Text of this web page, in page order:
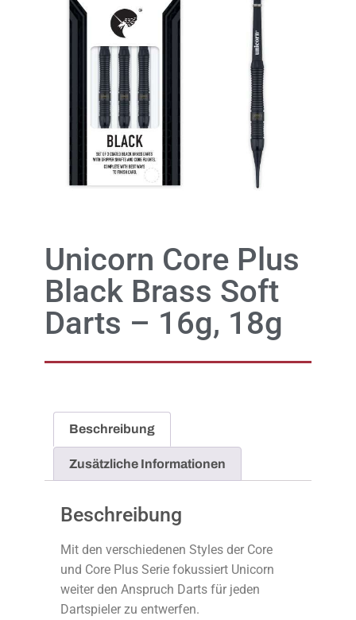
Unicorn Core Plus
Black Brass Soft
Darts – 16g, 18g
Beschreibung
Zusätzliche Informationen
Beschreibung
Mit den verschiedenen Styles der Core
und Core Plus Serie fokussiert Unicorn
weiter den Anspruch Darts für jeden
Dartspieler zu entwerfen.